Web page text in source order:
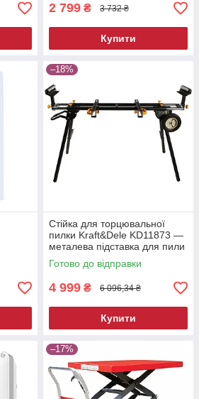
2 799 ₴ 3 732 ₴
Купити
–18%
Стійка для торцювальної
пилки Kraft&Dele KD11873 —
металева підставка для пили
Готово до відправки
4 999 ₴ 6 096,34 ₴
Купити
–17%